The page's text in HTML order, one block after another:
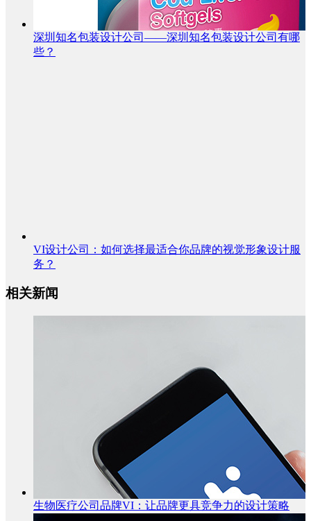
深圳知名包装设计公司——深圳知名包装设计公司有哪
些？
VI设计公司：如何选择最适合你品牌的视觉形象设计服
务？
相关新闻
生物医疗公司品牌VI：让品牌更具竞争力的设计策略